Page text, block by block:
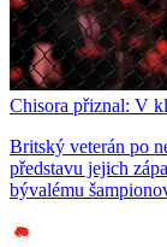
Chisora přiznal: V
Britský veterán po
představu jejich
bývalému